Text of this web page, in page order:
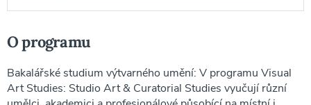
O programu
Bakalářské studium výtvarného umění: V programu Visual
Art Studies: Studio Art & Curatorial Studies vyučují různí